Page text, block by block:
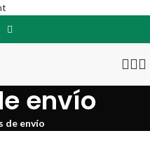
envío
de envío